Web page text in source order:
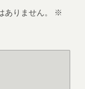
りません。
※